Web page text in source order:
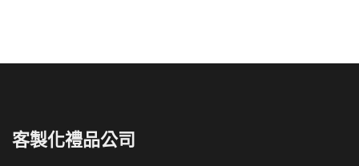
客製化禮品公司